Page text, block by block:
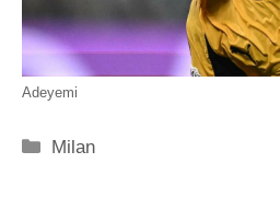
Adeyemi
Categorie
Milan